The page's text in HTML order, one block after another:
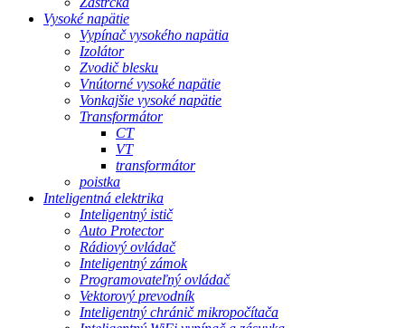
Vysoké napätie
Vypínač vysokého napätia
Izolátor
Zvodič blesku
Vnútorné vysoké napätie
Vonkajšie vysoké napätie
Transformátor
CT
VT
transformátor
poistka
Inteligentná elektrika
Inteligentný istič
Auto Protector
Rádiový ovládač
Inteligentný zámok
Programovateľný ovládač
Vektorový prevodník
Inteligentný chránič mikropočítača